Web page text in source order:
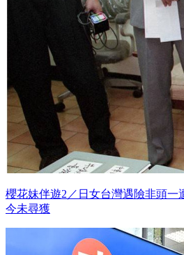
櫻花妹伴遊2／日女台灣遇險非頭
今未尋獲